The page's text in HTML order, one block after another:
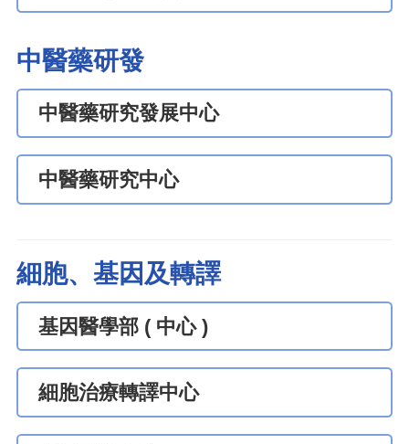
中醫藥研發
中醫藥研究發展中心
中醫藥研究中心
細胞、基因及轉譯
基因醫學部 ( 中心 )
細胞治療轉譯中心